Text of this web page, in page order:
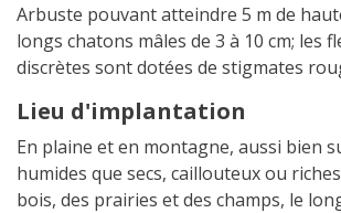
Arbuste pouvant atteindre 5 m de
longs chatons mâles de 3 à 10 cm; les
discrètes sont dotées de stigmates
Lieu d'implantation
En plaine et en montagne, aussi bien
humides que secs, caillouteux ou
bois, des prairies et des champs, le